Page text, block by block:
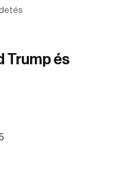
Trump és